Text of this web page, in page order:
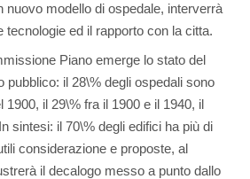
nuovo modello di ospedale, interverrà
tecnologie ed il rapporto con la citta.
Piano emerge lo stato del
pubblico: il 28\% degli ospedali sono
il 29\% fra il 1900 e il 1940, il
sintesi: il 70\% degli edifici ha più di
considerazione e proposte, al
il decalogo messo a punto dallo